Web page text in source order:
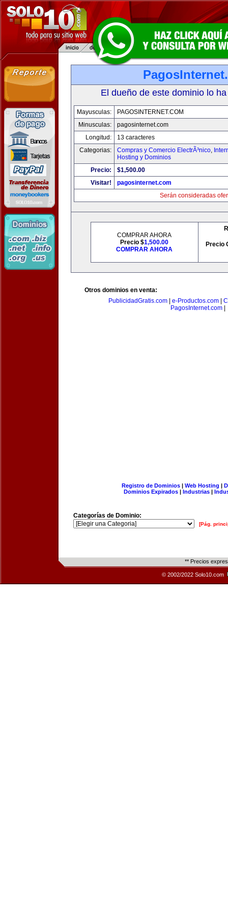
El dueño de este dominio lo
Mayusculas:
PAGOSINTERNET.COM
Minusculas:
pagosinternet.com
Longitud:
13 caracteres
Categorias:
Compras y Comercio ElectrÃ³nico,
Hosting y Dominios
Precio:
$1,500.00
Visitar!
pagosinternet.com
Serán consideradas
COMPRAR AHORA
Precio $1,500.00
COMPRAR AHORA
Precio
Otros dominios en venta:
PublicidadGratis.com
e-Productos.com
PagosInternet.com
Registro de Dominios| Web Hosting |
Dominios Expirados | Industrias |
Categorías de Dominio:
[Pág.
** Precios
© 2002/2022 Solo10.com